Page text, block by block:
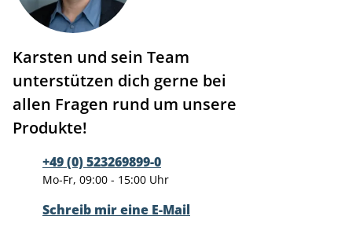
Karsten und sein Team
unterstützen dich gerne bei
allen Fragen rund um unsere
Produkte!
+49 (0) 523269899-0
Mo-Fr, 09:00 - 15:00 Uhr
Schreib mir eine E-Mail